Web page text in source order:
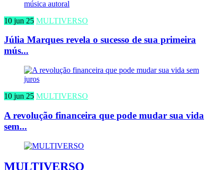
10 jun 25 MULTIVERSO
Júlia Marques revela o sucesso de sua primeira
mús...
10 jun 25 MULTIVERSO
A revolução financeira que pode mudar sua vida
sem...
MULTIVERSO